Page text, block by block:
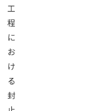
工
程
に
お
け
る
封